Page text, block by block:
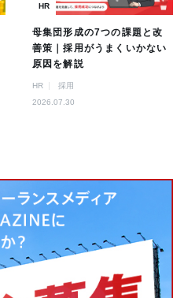
HR
母集団形成の7つの課題と改
善策｜採用がうまくいかない
原因を解説
HR
採用
2026.07.30